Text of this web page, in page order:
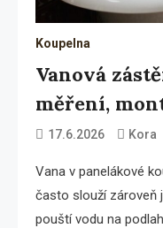
Koupelna
Vanová
měření,
17.6.2026 Kora
Vana v panelákové
často slouží zároveň
pouští vodu na